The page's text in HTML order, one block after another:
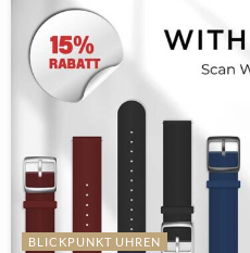
BLICKPUNKT UHREN